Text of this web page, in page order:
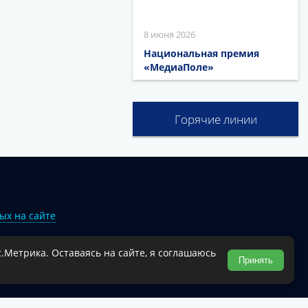
8 июня 2026
Национальная премия
«МедиаПоле»
Горячие линии
на сайте
муниципального округа.
Оставаясь на сайте, я соглашаюсь
Принять